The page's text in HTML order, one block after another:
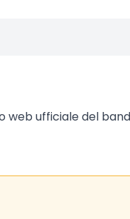
web ufficiale del